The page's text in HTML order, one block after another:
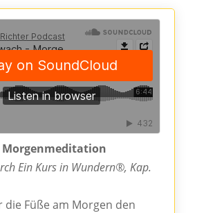
Morgenmeditation
Ein Kurs in Wundern®, Kap.
die Füße am Morgen den